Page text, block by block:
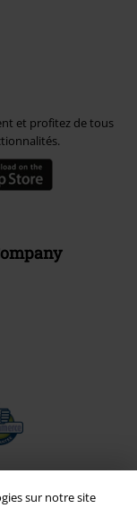
sur notre site
et profitez de tous